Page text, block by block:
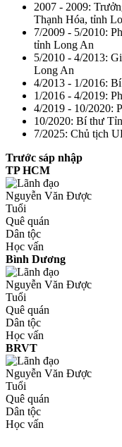
2007 - 2009:
Thạnh Hóa, tỉnh
7/2009 - 5/2010:
tỉnh Long An
5/2010 - 4/2013:
Long An
4/2013 - 1/2016:
1/2016 - 4/2019:
4/2019 - 10/2020:
10/2020: Bí thư
7/2025: Chủ tịch
Trước sáp nhập
TP HCM
Nguyễn Văn Được
Tuổi
Quê quán
Dân tộc
Học vấn
Bình Dương
Nguyễn Văn Được
Tuổi
Quê quán
Dân tộc
Học vấn
BRVT
Nguyễn Văn Được
Tuổi
Quê quán
Dân tộc
Học vấn